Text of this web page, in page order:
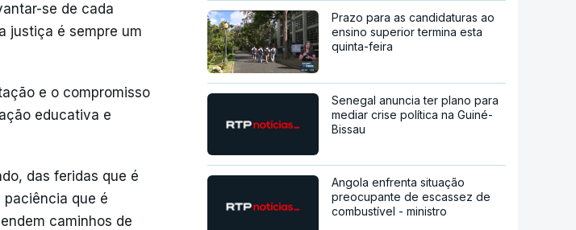
se de cada
justiça é sempre um
e o compromisso
educativa e
das feridas que é
que é
caminhos de
Prazo para as candidaturas ao
ensino superior termina esta
quinta-feira
Senegal anuncia ter plano para
mediar crise política na Guiné-
Bissau
Angola enfrenta situação
preocupante de escassez de
combustível - ministro